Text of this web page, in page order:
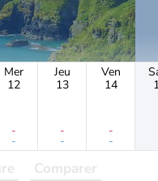
Mer
12
-
-
Jeu
13
-
-
Ven
14
-
-
Comparer